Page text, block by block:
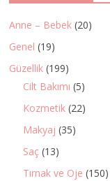
Anne – Bebek (20)
Genel (19)
Güzellik (199)
Cilt Bakımı (5)
Kozmetik (22)
Makyaj (35)
Saç (13)
Tırnak ve Oje (150)